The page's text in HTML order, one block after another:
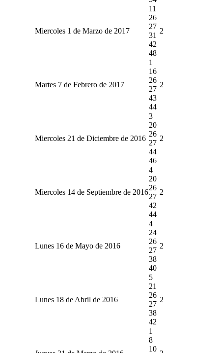
Miercoles 1 de Marzo de 2017
11
26
27
31
42
48
2
Martes 7 de Febrero de 2017
1
16
26
27
43
44
2
Miercoles 21 de Diciembre de 2016
3
20
26
27
44
46
2
Miercoles 14 de Septiembre de 2016
4
20
26
27
42
44
2
Lunes 16 de Mayo de 2016
4
24
26
27
38
40
2
Lunes 18 de Abril de 2016
5
21
26
27
38
42
2
1
8
10